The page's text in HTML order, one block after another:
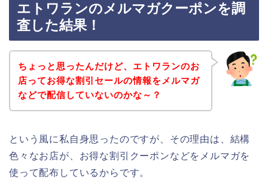
エトワランのメルマガクーポンを調
査した結果！
ちょっと思ったんだけど、エトワランのお
店ってお得な割引セールの情報をメルマガ
などで配信していないのかな～？
という風に私自身思ったのですが、その理由は、結構
色々なお店が、お得な割引クーポンなどをメルマガを
使って配布しているからです。